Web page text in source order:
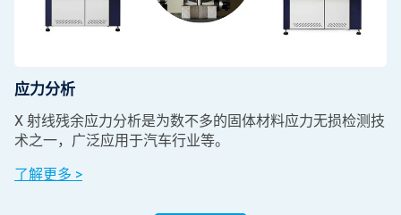
应力分析
X 射线残余应力分析是为数不多的固体材料应力无损检测技
术之一，广泛应用于汽车行业等。
了解更多 >